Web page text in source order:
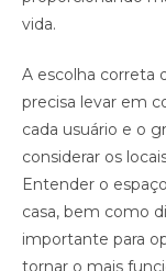
vida.
A escolha correta
precisa levar em
cada usuário e o
considerar os
Entender o
casa, bem como
importante para
tornar o mais